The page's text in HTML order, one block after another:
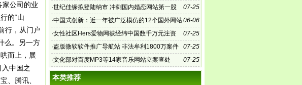
公司的业
的“山
行，从门户
么。另一方
而上，展
中国之
、腾讯、
烈
07-25
·世纪佳缘拟登陆纳市 冲刺国内婚恋网站第一股
06-06
·中国式创新：近一年被广泛模仿的12个国外网站
07-25
·女性社区Hers爱物网获经纬中国数千万元注资
07-25
·盗版微软软件推广导航站 非法牟利1800万案件
破获
07-25
·文化部对百度MP3等14家音乐网站立案查处
本类推荐